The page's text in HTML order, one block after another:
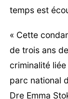
temps est
« Cette
de trois ans
criminalité
parc national
Dre Emma